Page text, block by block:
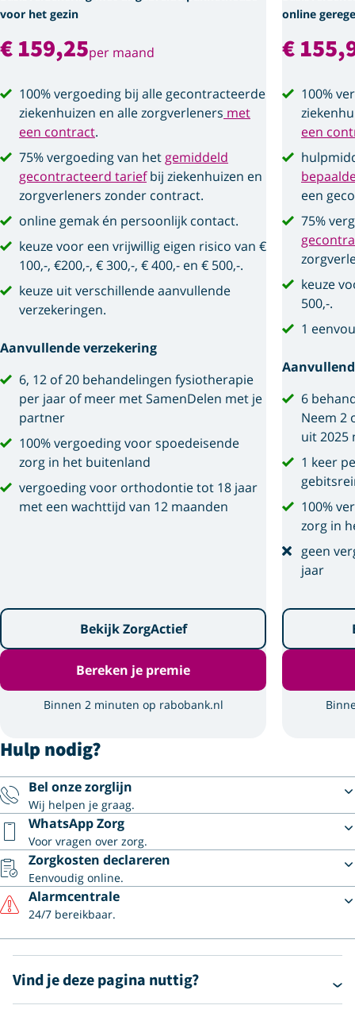
voor het gezin
€ 159,25per maand
100% vergoeding bij alle gecontracteerde
ziekenhuizen en alle zorgverleners met
een contract.
75% vergoeding van het gemiddeld
gecontracteerd tariefbij ziekenhuizen en
zorgverleners zonder contract.
online gemak én persoonlijk contact.
keuze voor een vrijwillig eigen risico van €
100,-, €200,-, € 300,-, € 400,- en € 500,-.
keuze uit verschillende aanvullende
verzekeringen.
Aanvullende verzekering
6, 12 of 20 behandelingen fysiotherapie
per jaar of meer met SamenDelen met je
partner
100% vergoeding voor spoedeisende
zorg in het buitenland
vergoeding voor orthodontie tot 18 jaar
met een wachttijd van 12 maanden
Bekijk ZorgActief
Bereken je premie
Binnen 2 minuten op rabobank.nl
online
€
100%
een
een
75%
keuze
500,-.
1
6
Neem 2
uit 2025
1 keer
100%
zorg in
geen
jaar
Hulp nodig?
Bel onze zorglijn
Wij helpen je graag.
WhatsApp Zorg
Voor vragen over zorg.
Zorgkosten declareren
Eenvoudig online.
Alarmcentrale
24/7 bereikbaar.
Vind je deze pagina nuttig?